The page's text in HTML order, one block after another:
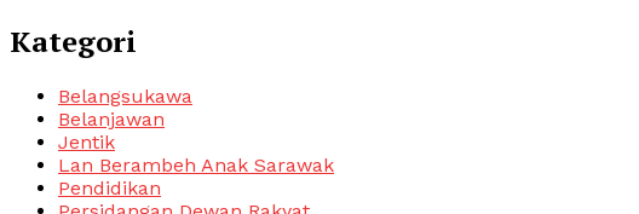
Kategori
Belangsukawa
Belanjawan
Jentik
Lan Berambeh Anak Sarawak
Pendidikan